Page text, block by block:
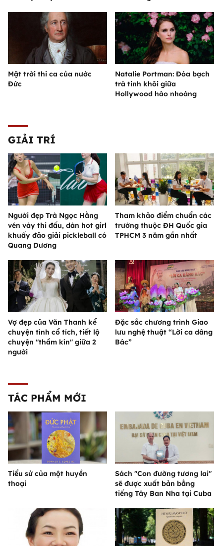
Mặt trời thi ca của nước
Đức
Natalie Portman: Đóa bạch
trà tinh khôi giữa
Hollywood hào nhoáng
GIẢI TRÍ
Người đẹp Trà Ngọc Hằng
vén váy thi đấu, dàn hot girl
khuấy đảo giải pickleball có
Quang Dương
Tham khảo điểm chuẩn các
trường thuộc ĐH Quốc gia
TPHCM 3 năm gần nhất
Vợ đẹp của Văn Thanh kể
chuyện tình cổ tích, tiết lộ
chuyện "thầm kín" giữa 2
người
Đặc sắc chương trình Giao
lưu nghệ thuật “Lời ca dâng
Bác”
TÁC PHẨM MỚI
Tiểu sử của một huyền
thoại
Sách "Con đường tương lai"
sẽ được xuất bản bằng
tiếng Tây Ban Nha tại Cuba